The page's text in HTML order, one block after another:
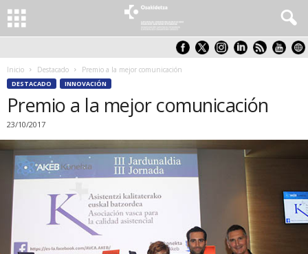
Inicio Destacado Premio a la mejor comunicación
DESTACADO INNOVACIÓN
Premio a la mejor comunicación
23/10/2017